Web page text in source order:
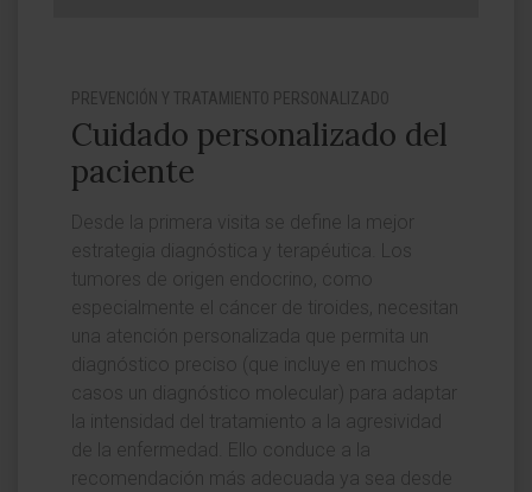
PREVENCIÓN Y TRATAMIENTO PERSONALIZADO
Cuidado personalizado del
paciente
Desde la primera visita se define la mejor
estrategia diagnóstica y terapéutica. Los
tumores de origen endocrino, como
especialmente el cáncer de tiroides, necesitan
una atención personalizada que permita un
diagnóstico preciso (que incluye en muchos
casos un diagnóstico molecular) para adaptar
la intensidad del tratamiento a la agresividad
de la enfermedad. Ello conduce a la
recomendación más adecuada ya sea desde